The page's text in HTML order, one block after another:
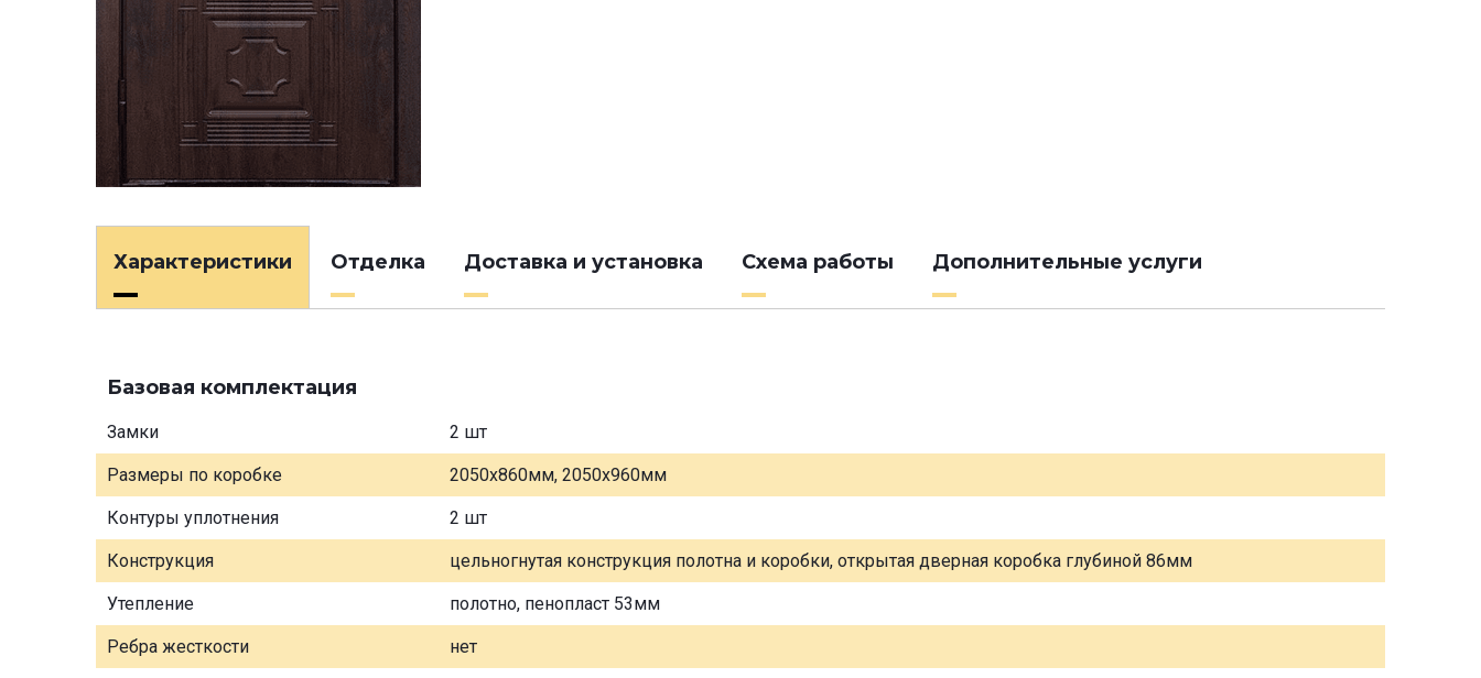
Характеристики Отделка Доставка и установка Схема работы Дополнительные услуги
Базовая комплектация
Замки 2 шт
Размеры по коробке 2050х860мм, 2050х960мм
Контуры уплотнения 2 шт
Конструкция цельногнутая конструкция полотна и коробки, открытая дверная коробка глубиной 86мм
Утепление полотно, пенопласт 53мм
Ребра жесткости нет